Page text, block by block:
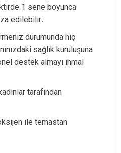
1 sene boyunca
edilebilir.
durumunda hiç
sağlık kuruluşuna
destek almayı ihmal
tarafından
ile temastan